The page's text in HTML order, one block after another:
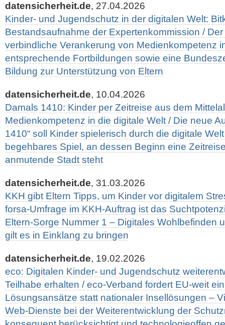
datensicherheit.de, 27.04.2026
Kinder- und Jugendschutz in der digitalen Welt:
Bestandsaufnahme der Expertenkommission /
verbindliche Verankerung von Medienkompetenz
entsprechende Fortbildungen sowie eine
Bildung zur Unterstützung von Eltern
datensicherheit.de, 10.04.2026
Damals 1410: Kinder per Zeitreise aus dem
Medienkompetenz in die digitale Welt / Die neue
1410“ soll Kinder spielerisch durch die digitale
begehbares Spiel, an dessen Beginn eine
anmutende Stadt steht
datensicherheit.de, 31.03.2026
KKH gibt Eltern Tipps, um Kinder vor digitalem
forsa-Umfrage im KKH-Auftrag ist das
Eltern-Sorge Nummer 1 – Digitales Wohlbefinden
gilt es in Einklang zu bringen
datensicherheit.de, 19.02.2026
eco: Digitalen Kinder- und Jugendschutz
Teilhabe erhalten / eco-Verband fordert EU-weit
Lösungsansätze statt nationaler Insellösungen –
Web-Dienste bei der Weiterentwicklung der